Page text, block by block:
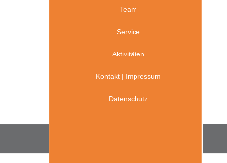
Team
Service
Aktivitäten
Kontakt | Impressum
Datenschutz